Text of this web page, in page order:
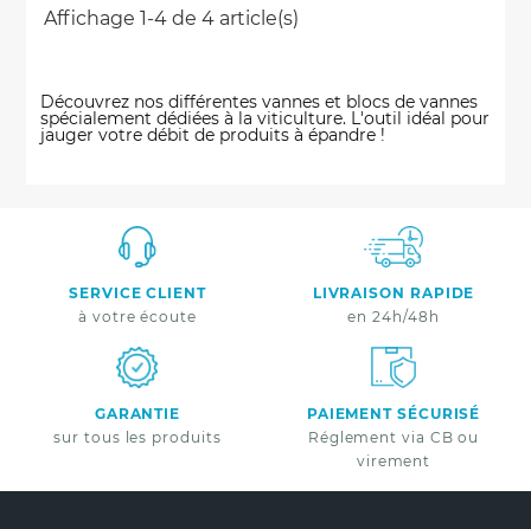
Affichage 1-4 de 4 article(s)
Découvrez nos différentes vannes et blocs de vannes
spécialement dédiées à la viticulture. L'outil idéal pour
jauger votre débit de produits à épandre !
SERVICE CLIENT
à votre écoute
LIVRAISON RAPIDE
en 24h/48h
GARANTIE
sur tous les produits
PAIEMENT SÉCURISÉ
Réglement via CB ou
virement